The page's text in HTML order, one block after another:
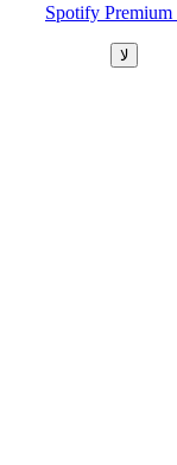
لا